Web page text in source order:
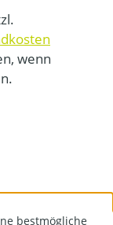
wenn
bestmögliche